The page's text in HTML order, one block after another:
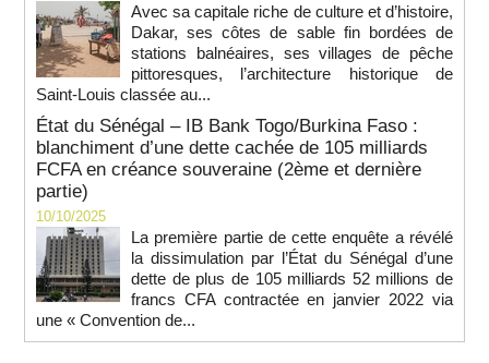
Avec sa capitale riche de culture et d’histoire,
Dakar, ses côtes de sable fin bordées de
stations balnéaires, ses villages de pêche
pittoresques, l’architecture historique de
Saint-Louis classée au...
État du Sénégal – IB Bank Togo/Burkina Faso :
blanchiment d’une dette cachée de 105 milliards
FCFA en créance souveraine (2ème et dernière
partie)
10/10/2025
La première partie de cette enquête a révélé
la dissimulation par l’État du Sénégal d’une
dette de plus de 105 milliards 52 millions de
francs CFA contractée en janvier 2022 via
une « Convention de...